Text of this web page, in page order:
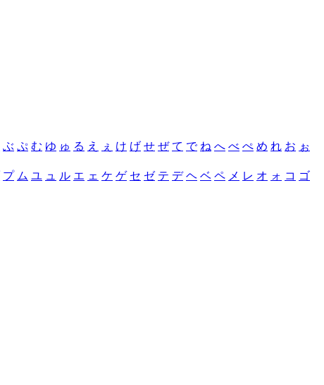
ぶ ぷ む ゆ ゅ る え ぇ け げ せ ぜ て で ね へ べ ぺ め れ お ぉ
プ ム ユ ュ ル エ ェ ケ ゲ セ ゼ テ デ ヘ ベ ペ メ レ オ ォ コ ゴ